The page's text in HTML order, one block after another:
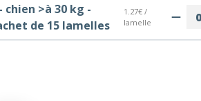
chien >à 30 kg -
de 15 lamelles
1.27€ /
lamelle